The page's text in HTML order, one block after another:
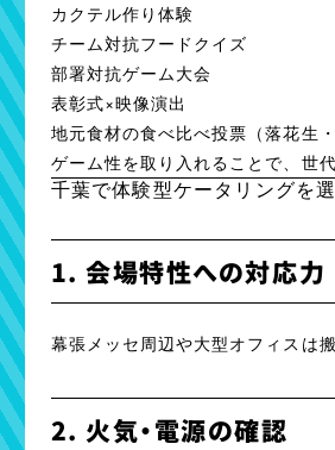
カクテル作り体験
チーム対抗フードクイズ
部署対抗ゲーム大会
表彰式×映像演出
地元食材の食べ比べ投票（落花生・
ゲーム性を取り入れることで、世
千葉で体験型ケータリングを
1. 会場特性への対応力
幕張メッセ周辺や大型オフィスは
2. 火気・電源の確認